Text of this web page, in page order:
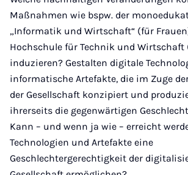
Maßnahmen wie bspw. der
„Informatik und Wirtschaft“ (für
Hochschule für Technik und Wirtschaft
induzieren? Gestalten digitale
informatische Artefakte, die im Zuge
der Gesellschaft konzipiert und
ihrerseits die gegenwärtigen
Kann – und wenn ja wie – erreicht
Technologien und Artefakte eine
Geschlechtergerechtigkeit der